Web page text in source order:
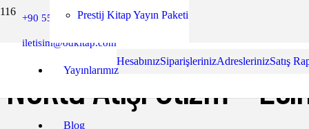
+90 552 849 53 60
iletisim@odkitap.com
HesabınızSiparişlerinizAdreslerinizSatış
Prestij Kitap Yayın Paketi
Yayınlarımız
Blog
Ana Sayfa / Nokta Atışı Otizm – Esin Güneş
Nokta Atışı Otizm –